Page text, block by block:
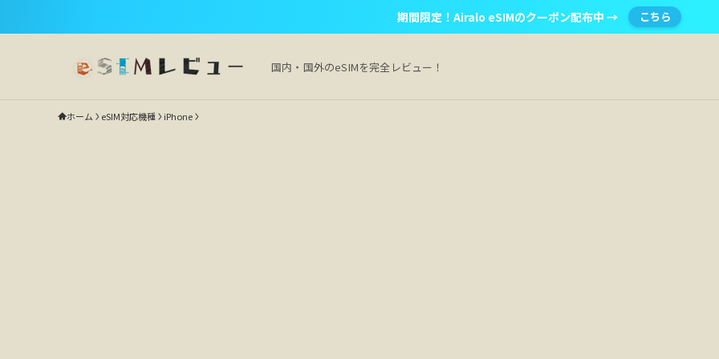
期間限定！Airalo eSIMのクーポン配布中 → こちら
国内・国外のeSIMを完全レビュー！
ホーム eSIM対応機種 iPhone